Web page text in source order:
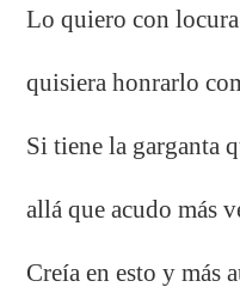
Lo quiero con
quisiera honrarlo
Si tiene la garganta
allá que acudo más
Creía en esto y más